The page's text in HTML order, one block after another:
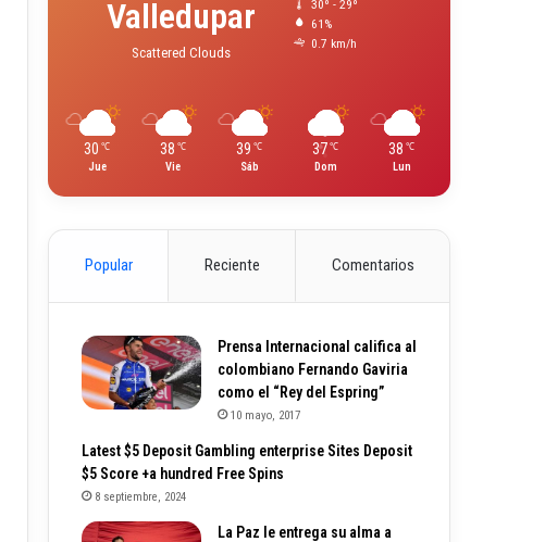
Valledupar
Scattered Clouds
30º - 29º
61%
0.7 km/h
30 ℃
Jue
38 ℃
Vie
39 ℃
Sáb
37 ℃
Dom
38 ℃
Lun
Popular Reciente Comentarios
Prensa Internacional califica al
colombiano Fernando Gaviria
como el “Rey del Espring”
10 mayo, 2017
Latest $5 Deposit Gambling enterprise Sites Deposit
$5 Score +a hundred Free Spins
8 septiembre, 2024
La Paz le entrega su alma a